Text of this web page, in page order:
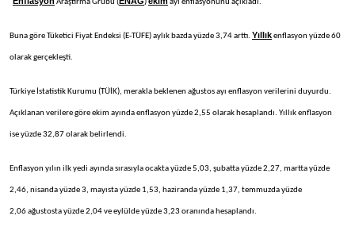
Araştırma Grubu ( ) ayı enflasyonunu açıkladı.
Buna göre Tüketici Fiyat Endeksi (E-TÜFE) aylık bazda yüzde 3,74 arttı. Yıllıkenflasyon yüzde 60
olarak gerçekleşti.
Türkiye İstatistik Kurumu (TÜİK), merakla beklenen ağustos ayı enflasyon verilerini duyurdu.
Açıklanan verilere göre ekim ayında enflasyon yüzde 2,55 olarak hesaplandı. Yıllık enflasyon
ise yüzde 32,87 olarak belirlendi.
Enflasyon yılın ilk yedi ayında sırasıyla ocakta yüzde 5,03, şubatta yüzde 2,27, martta yüzde
2,46, nisanda yüzde 3, mayısta yüzde 1,53, haziranda yüzde 1,37, temmuzda yüzde
2,06 ağustosta yüzde 2,04 ve eylülde yüzde 3,23 oranında hesaplandı.